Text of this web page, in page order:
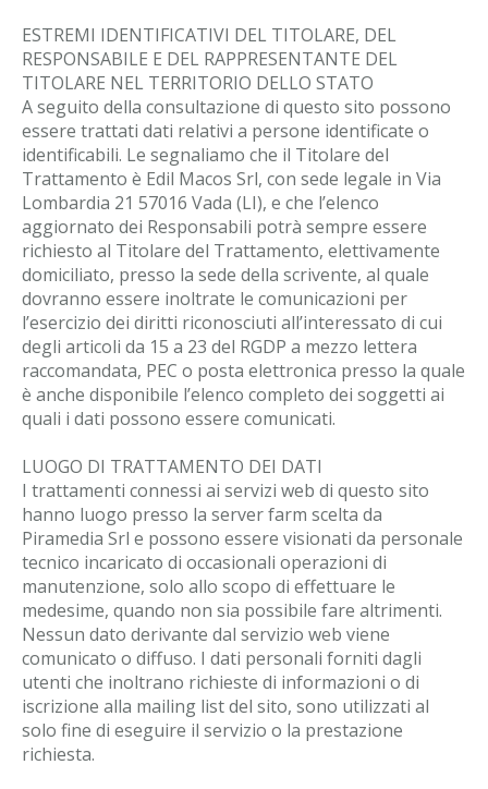
ESTREMI IDENTIFICATIVI DEL TITOLARE, DEL
RESPONSABILE E DEL RAPPRESENTANTE DEL
TITOLARE NEL TERRITORIO DELLO STATO
A seguito della consultazione di questo sito possono
essere trattati dati relativi a persone identificate o
identificabili. Le segnaliamo che il Titolare del
Trattamento è Edil Macos Srl, con sede legale in Via
Lombardia 21 57016 Vada (LI), e che l’elenco
aggiornato dei Responsabili potrà sempre essere
richiesto al Titolare del Trattamento, elettivamente
domiciliato, presso la sede della scrivente, al quale
dovranno essere inoltrate le comunicazioni per
l’esercizio dei diritti riconosciuti all’interessato di cui
degli articoli da 15 a 23 del RGDP a mezzo lettera
raccomandata, PEC o posta elettronica presso la quale
è anche disponibile l’elenco completo dei soggetti ai
quali i dati possono essere comunicati.
LUOGO DI TRATTAMENTO DEI DATI
I trattamenti connessi ai servizi web di questo sito
hanno luogo presso la server farm scelta da
Piramedia Srl e possono essere visionati da personale
tecnico incaricato di occasionali operazioni di
manutenzione, solo allo scopo di effettuare le
medesime, quando non sia possibile fare altrimenti.
Nessun dato derivante dal servizio web viene
comunicato o diffuso. I dati personali forniti dagli
utenti che inoltrano richieste di informazioni o di
iscrizione alla mailing list del sito, sono utilizzati al
solo fine di eseguire il servizio o la prestazione
richiesta.